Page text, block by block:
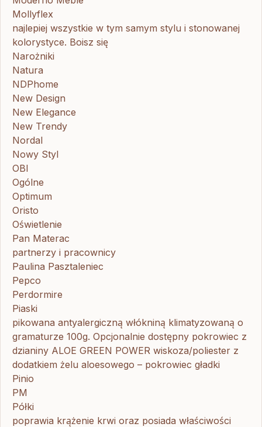
Mollyflex
najlepiej wszystkie w tym samym stylu i stonowanej
kolorystyce. Boisz się
Narożniki
Natura
NDPhome
New Design
New Elegance
New Trendy
Nordal
Nowy Styl
OBI
Ogólne
Optimum
Oristo
Oświetlenie
Pan Materac
partnerzy i pracownicy
Paulina Pasztaleniec
Pepco
Perdormire
Piaski
pikowana antyalergiczną włókniną klimatyzowaną o
gramaturze 100g. Opcjonalnie dostępny pokrowiec z
dzianiny ALOE GREEN POWER wiskoza/poliester z
dodatkiem żelu aloesowego – pokrowiec gładki
Pinio
PM
Półki
poprawia krążenie krwi oraz posiada właściwości